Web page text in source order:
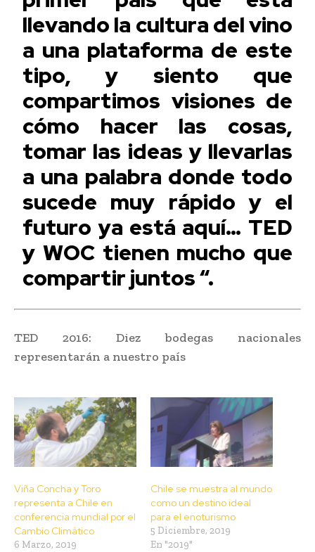
llevando la cultura del vino
a una plataforma de este
tipo, y siento que
compartimos visiones de
cómo hacer las cosas,
tomar las ideas y llevarlas
a una palabra donde todo
sucede muy rápido y el
futuro ya está aquí… TED
y WOC tienen mucho que
compartir juntos “.
TED 2016: Diez bodegas nacionales
representarán a nuestro país
Viña Concha y Toro
representa a Chile en
conferencia mundial por el
Cambio Climático
6 Marzo, 2019
Chile se muestra al mundo
como un destino ideal
para el enoturismo
5 Diciembre, 2019
En "2019"